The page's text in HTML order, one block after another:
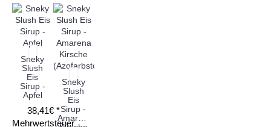
Sneky
Slush
Eis
Sirup -
Apfel
38,41€ *
Mehrwertsteuer
Sneky
Slush
Eis
Sirup -
Amarena